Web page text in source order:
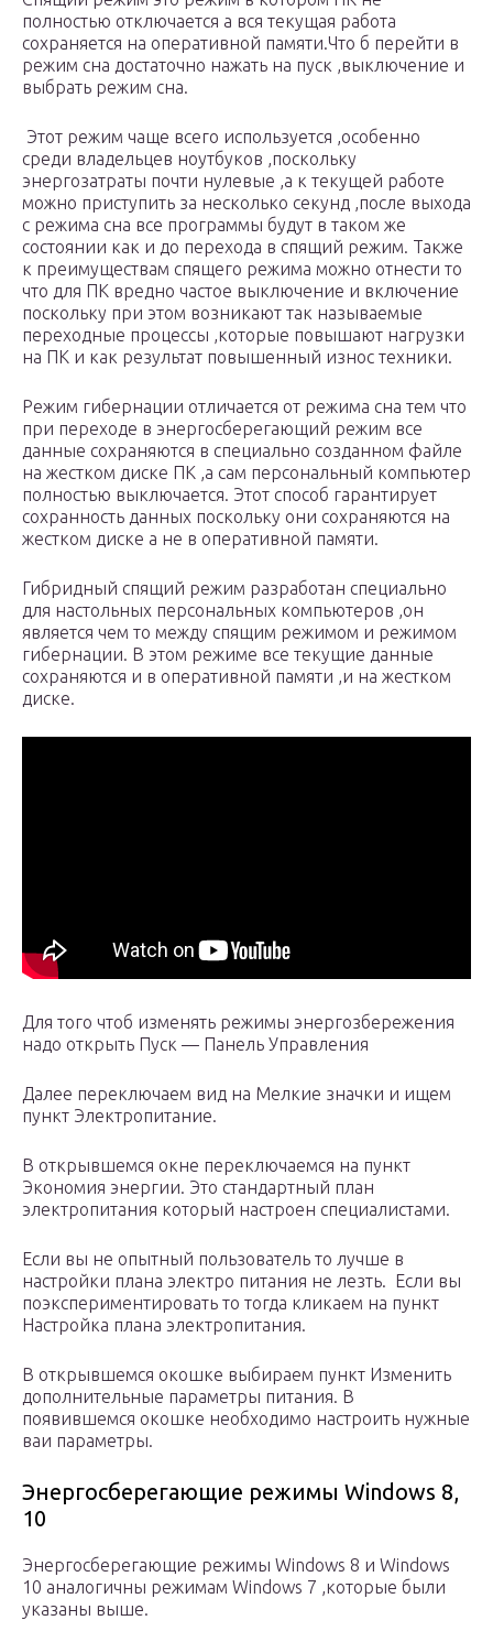
полностью отключается а вся текущая работа
сохраняется на оперативной памяти.Что б перейти в
режим сна достаточно нажать на пуск ,выключение и
выбрать режим сна.
Этот режим чаще всего используется ,особенно
среди владельцев ноутбуков ,поскольку
энергозатраты почти нулевые ,а к текущей работе
можно приступить за несколько секунд ,после выхода
с режима сна все программы будут в таком же
состоянии как и до перехода в спящий режим. Также
к преимуществам спящего режима можно отнести то
что для ПК вредно частое выключение и включение
поскольку при этом возникают так называемые
переходные процессы ,которые повышают нагрузки
на ПК и как результат повышенный износ техники.
Режим гибернации отличается от режима сна тем что
при переходе в энергосберегающий режим все
данные сохраняются в специально созданном файле
на жестком диске ПК ,а сам персональный компьютер
полностью выключается. Этот способ гарантирует
сохранность данных поскольку они сохраняются на
жестком диске а не в оперативной памяти.
Гибридный спящий режим разработан специально
для настольных персональных компьютеров ,он
является чем то между спящим режимом и режимом
гибернации. В этом режиме все текущие данные
сохраняются и в оперативной памяти ,и на жестком
диске.
Для того чтоб изменять режимы энергозбережения
надо открыть Пуск — Панель Управления
Далее переключаем вид на Мелкие значки и ищем
пункт Электропитание.
В открывшемся окне переключаемся на пункт
Экономия энергии. Это стандартный план
электропитания который настроен специалистами.
Если вы не опытный пользователь то лучше в
настройки плана электро питания не лезть. Если вы
поэкспериментировать то тогда кликаем на пункт
Настройка плана электропитания.
В открывшемся окошке выбираем пункт Изменить
дополнительные параметры питания. В
появившемся окошке необходимо настроить нужные
ваи параметры.
Энергосберегающие режимы Windows 8,
10
Энергосберегающие режимы Windows 8 и Windows
10 аналогичны режимам Windows 7 ,которые были
указаны выше.